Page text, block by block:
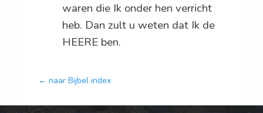
waren die Ik onder hen verricht
heb. Dan zult u weten dat Ik de
HEERE ben.
← naar Bijbel index